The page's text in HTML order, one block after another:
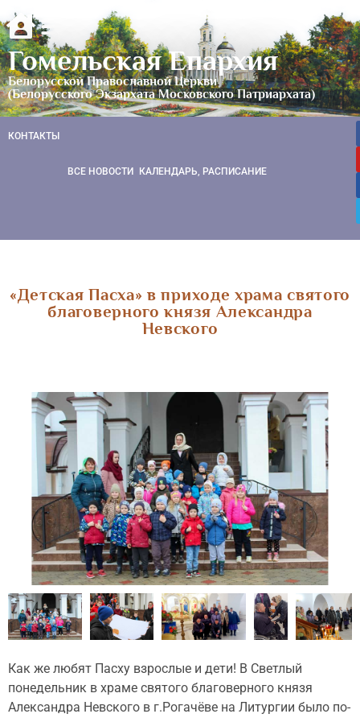
Гомельская Епархия
Белорусской Православной Церкви
(Белорусского Экзархата Московского Патриархата)
КОНТАКТЫ
ВСЕ НОВОСТИ КАЛЕНДАРЬ, РАСПИСАНИЕ
«Детская Пасха» в приходе храма святого
благоверного князя Александра
Невского
Как же любят Пасху взрослые и дети! В Светлый
понедельник в храме святого благоверного князя
Александра Невского в г.Рогачёве на Литургии было по-